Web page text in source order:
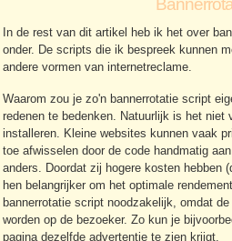
In de rest van dit artikel heb ik het over
onder. De scripts die ik bespreek kunnen
andere vormen van internetreclame.
Waarom zou je zo'n bannerrotatie script
redenen te bedenken. Natuurlijk is het
installeren. Kleine websites kunnen vaak
toe afwisselen door de code handmatig
anders. Doordat zij hogere kosten hebben
hen belangrijker om het optimale
bannerrotatie script noodzakelijk, omdat
worden op de bezoeker. Zo kun je
pagina dezelfde advertentie te zien krijgt.